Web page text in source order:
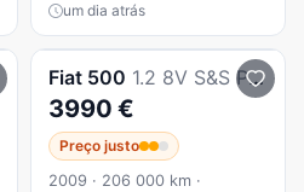
um dia atrás
Fiat 500 1.2 8V S&S Pop
3990 €
Preço justo
2009 · 206 000 km ·